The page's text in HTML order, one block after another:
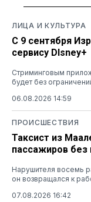
ЛИЦА И КУЛЬТУРА
С 9 сентября
сервису DIsney+
Стриминговым
будет без
06.08.2026 14:59
ПРОИСШЕСТВИЯ
Таксист из
пассажиров без
Нарушителя восемь
он возвращался к
07.08.2026 16:42